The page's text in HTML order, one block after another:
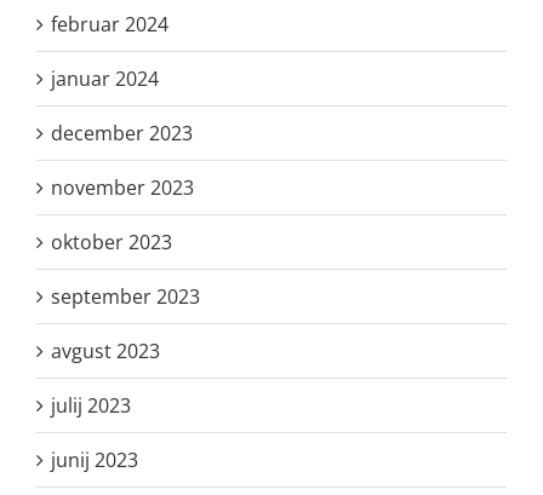
februar 2024
januar 2024
december 2023
november 2023
oktober 2023
september 2023
avgust 2023
julij 2023
junij 2023